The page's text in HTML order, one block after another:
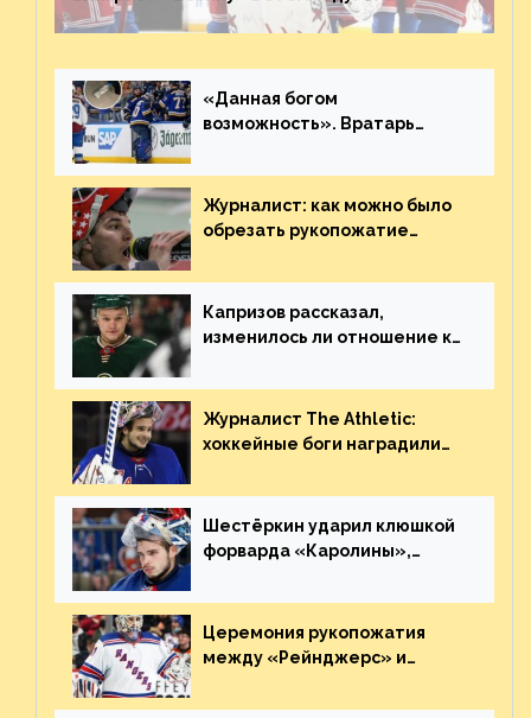
невероятен
«Данная богом
возможность». Вратарь
броске бутылкой в Кадри
Журналист: как можно было
обрезать рукопожатие
Плохая работа, ESPN
Капризов рассказал,
изменилось ли отношение к
Украине
Журналист The Athletic:
хоккейные боги наградили
великолепную игру
Шестёркин ударил клюшкой
форварда «Каролины»,
пятаке. Видео
Церемония рукопожатия
между «Рейнджерс» и
матча плей-офф. Видео